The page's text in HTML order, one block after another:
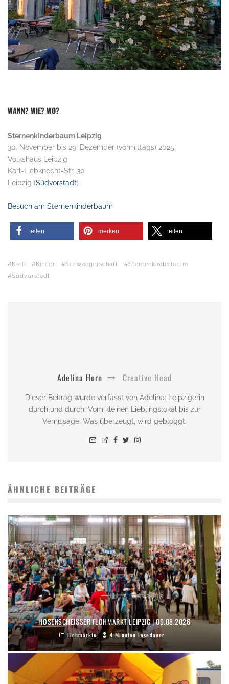
WANN? WIE? WO?
Sternenkinderbaum Leipzig
30. November bis 29. Dezember (vormittags) 2025
Volkshaus Leipzig
Karl-Liebknecht-Str. 30
Leipzig (Südvorstadt)
Besuch am Sternenkinderbaum
teilen merken teilen
Karli Kinder Schwangerschaft
Sternenkinderbaum
Südvorstadt
Adelina Horn Creative Head
Dieser Beitrag wurde verfasst von Adelina: Leipzigerin
durch und durch. Vom kleinen Lieblingslokal bis zur
Vernissage. Was überzeugt, wird gebloggt.
ÄHNLICHE BEITRÄGE
HOSENSCHEISSER FLOHMARKT LEIPZIG | 09.08.2026
Flohmärkte 4 Minuten Lesedauer